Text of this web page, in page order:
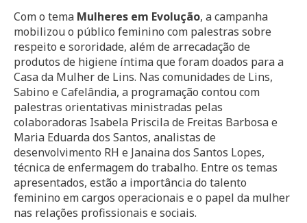
Com o tema Mulheres em Evolução, a campanha
mobilizou o público feminino com palestras sobre
respeito e sororidade, além de arrecadação de
produtos de higiene íntima que foram doados para a
Casa da Mulher de Lins. Nas comunidades de Lins,
Sabino e Cafelândia, a programação contou com
palestras orientativas ministradas pelas
colaboradoras Isabela Priscila de Freitas Barbosa e
Maria Eduarda dos Santos, analistas de
desenvolvimento RH e Janaina dos Santos Lopes,
técnica de enfermagem do trabalho. Entre os temas
apresentados, estão a importância do talento
feminino em cargos operacionais e o papel da mulher
nas relações profissionais e sociais.